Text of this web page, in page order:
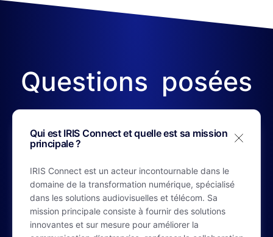
Questions posées
Qui est IRIS Connect et quelle est sa mission
principale ?
IRIS Connect est un acteur incontournable dans le
domaine de la transformation numérique, spécialisé
dans les solutions audiovisuelles et télécom. Sa
mission principale consiste à fournir des solutions
innovantes et sur mesure pour améliorer la